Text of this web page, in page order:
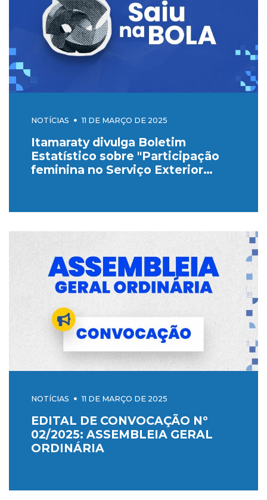
NOTÍCIAS 11 DE MARÇO DE 2025
Itamaraty divulga Boletim
Estatístico sobre "Participação
feminina no Serviço Exterior
NOTÍCIAS 11 DE MARÇO DE 2025
EDITAL DE CONVOCAÇÃO Nº
02/2025: ASSEMBLEIA GERAL
ORDINÁRIA